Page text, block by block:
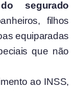
segurado
filhos
equiparadas
que não
ao INSS,